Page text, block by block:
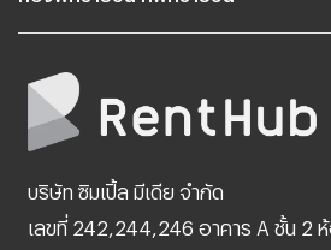
บริษัท ซิมเปิ้ล มีเดีย จำกัด
เลขที่ 242,244,246 อาคาร A ชั้น 2 ห้